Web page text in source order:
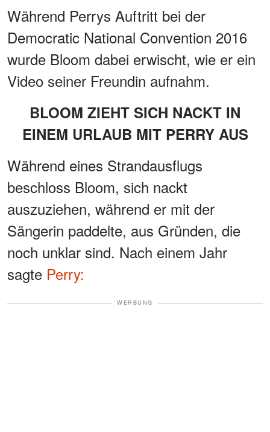
Während Perrys Auftritt bei der
Democratic National Convention 2016
wurde Bloom dabei erwischt, wie er ein
Video seiner Freundin aufnahm.
BLOOM ZIEHT SICH NACKT IN
EINEM URLAUB MIT PERRY AUS
Während eines Strandausflugs
beschloss Bloom, sich nackt
auszuziehen, während er mit der
Sängerin paddelte, aus Gründen, die
noch unklar sind. Nach einem Jahr
sagte Perry:
WERBUNG